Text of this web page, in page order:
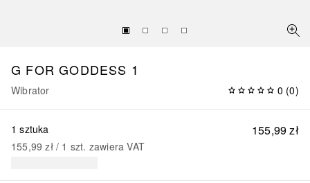
G FOR GODDESS 1
Wibrator 0 (0)
155,99 zł
1 sztuka
155,99 zł / 1 szt. zawiera VAT